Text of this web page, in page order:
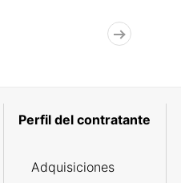
Perfil del contratante
Adquisiciones